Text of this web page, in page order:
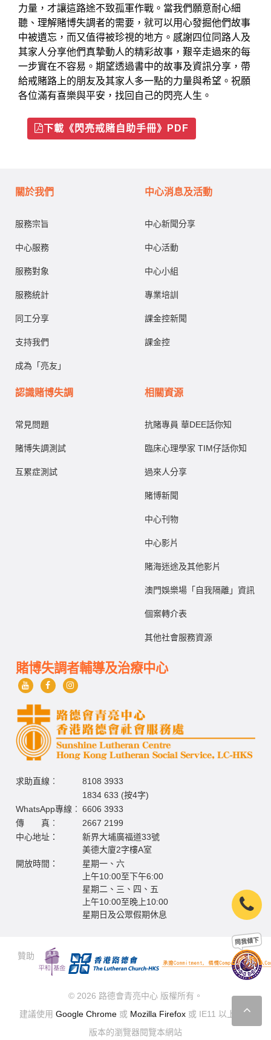
力量，才讓這路途不致孤軍作戰。當我們願意耐心細
聽、理解賭博失調者的需要，就可以用心發掘他們故事
中被遺忘，而又值得被珍視的地方。感謝四位同路人及
其家人分享他們真摯動人的精彩故事，艱辛走過來的每
一步實在不容易。期望透過書中的故事及資訊分享，帶
給戒賭路上的朋友及其家人多一點的力量與希望。祝願
各位滿有喜樂與平安，找回自己的閃亮人生。
下載《閃亮戒賭自助手冊》PDF
關於我們
服務宗旨
中心服務
服務對象
服務統計
同工分享
支持我們
成為「亮友」
中心消息及活動
中心新聞分享
中心活動
中心小組
專業培訓
課金控新聞
課金控
認識賭博失調
常見問題
賭博失調測試
互累症測試
相關資源
抗賭專員 華DEE話你知
臨床心理學家 TIM仔話你知
過來人分享
賭博新聞
中心刊物
中心影片
賭海迷途及其他影片
澳門娛樂場「自我隔離」資訊
個案轉介表
其他社會服務資源
賭博失調者輔導及治療中心
求助直線︰
8108 3933
1834 633 (按4字)
WhatsApp專線︰ 6606 3933
傳 真︰
2667 2199
中心地址：
新界大埔廣福道33號
美德大廈2字樓A室
開放時間：
星期一、六
上午10:00至下午6:00
星期二、三、四、五
上午10:00至晚上10:00
星期日及公眾假期休息
贊助
© 2026 路德會青亮中心 版權所有。
建議使用 Google Chrome或 Mozilla Firefox或 IE11 以上最新
版本的瀏覽器閱覽本網站